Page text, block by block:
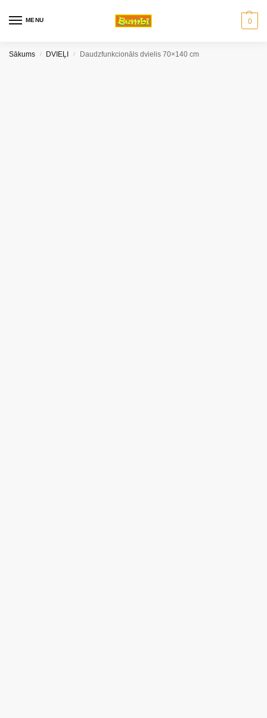
MENU 0
Sākums / DVIEĻI / Daudzfunkcionāls dvielis 70×140 cm